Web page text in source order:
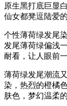
原生黑打底巨显
仙女都凳逗陆爱
个性薄荷绿发尾
发尾薄荷绿偏浅
耐看，让人眼前一
薄荷绿发尾潮流
染，热烈的橙橘
肤色，梦幻温柔